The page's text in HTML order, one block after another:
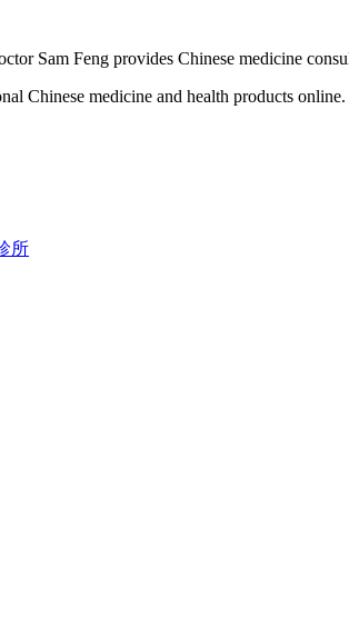
Sam Feng provides Chinese medicine
Chinese medicine and health products online.
所